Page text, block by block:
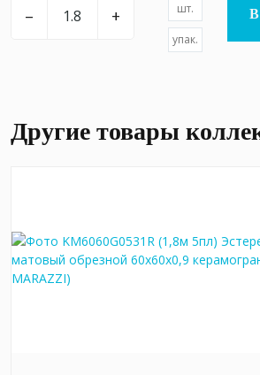
– + шт.
упак.
Другие товары